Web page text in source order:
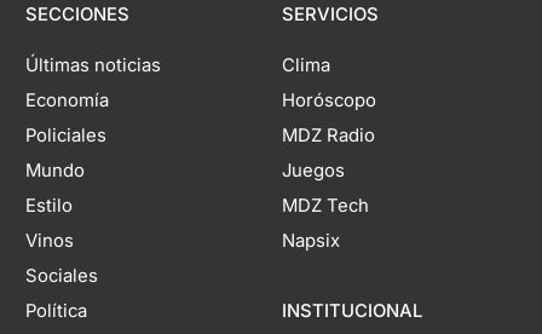
SECCIONES
Últimas noticias
Economía
Policiales
Mundo
Estilo
Vinos
Sociales
Política
SERVICIOS
Clima
Horóscopo
MDZ Radio
Juegos
MDZ Tech
Napsix
INSTITUCIONAL